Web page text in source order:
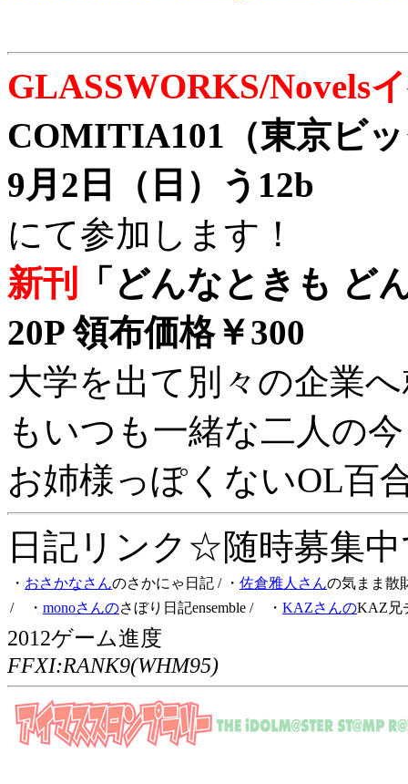
GLASSWORKS/Novels
COMITIA101（東京ビ
9月2日（日）う12b
にて参加します！
新刊
「どんなときも ど
20P 領布価格￥300
大学を出て別々の企業
もいつも一緒な二人の
お姉様っぽくないOL百
日記リンク☆随時募集
・ おさかなさんのさかにゃ日記 / ・ 佐倉雅人さんの気まま散
/ ・ monoさんのさぼり日記ensemble / ・ KAZさんのKAZ兄
2012ゲーム進度
FFXI:RANK9(WHM95)